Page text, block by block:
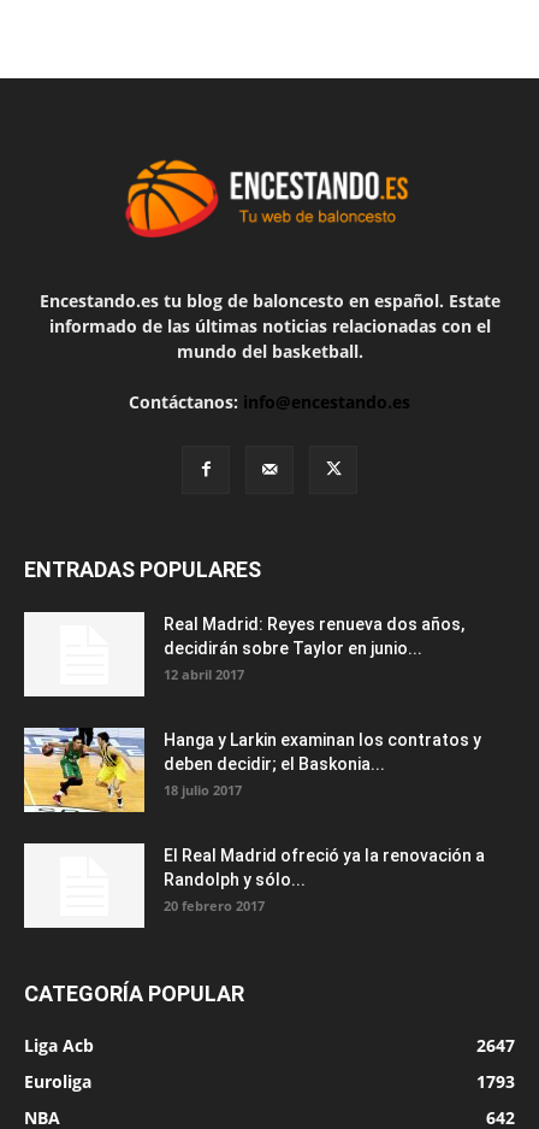
Encestando.es tu blog de baloncesto en español. Estate
informado de las últimas noticias relacionadas con el
mundo del basketball.
Contáctanos: info@encestando.es
ENTRADAS POPULARES
Real Madrid: Reyes renueva dos años,
decidirán sobre Taylor en junio...
12 abril 2017
Hanga y Larkin examinan los contratos y
deben decidir; el Baskonia...
18 julio 2017
El Real Madrid ofreció ya la renovación a
Randolph y sólo...
20 febrero 2017
CATEGORÍA POPULAR
Liga Acb
2647
Euroliga
1793
NBA
642